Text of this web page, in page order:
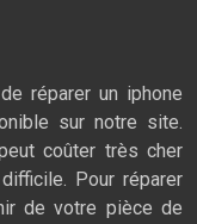
réparer un iphone
sur notre site.
coûter très cher
Pour réparer
de votre pièce de